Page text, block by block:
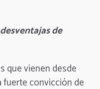
de
que vienen desde
fuerte convicción de